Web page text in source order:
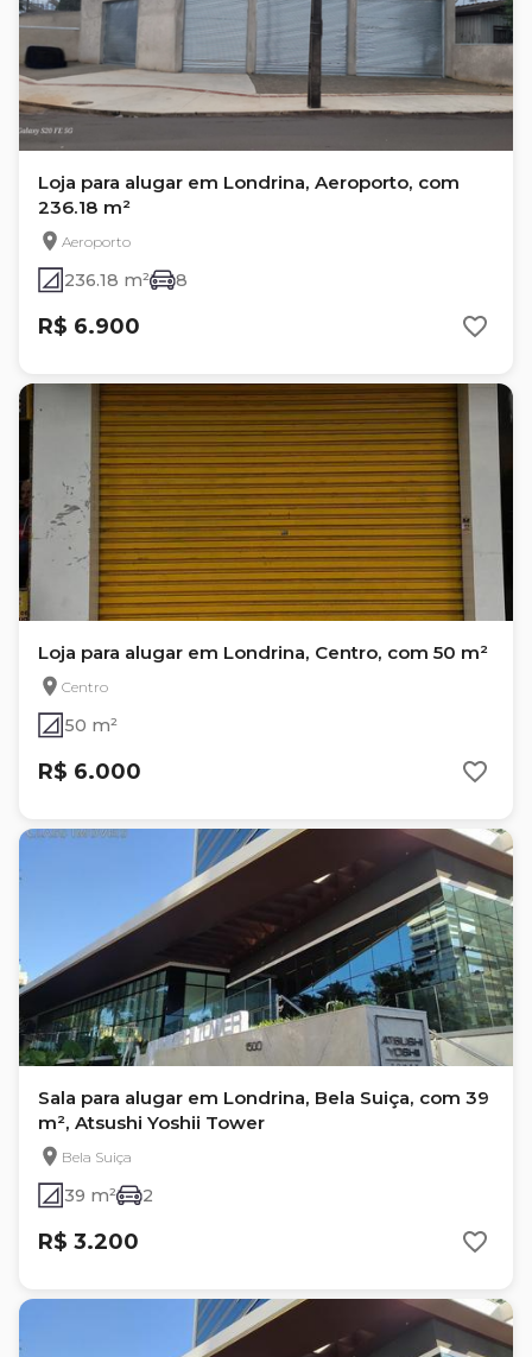
Loja para alugar em Londrina, Aeroporto, com
236.18 m²
Aeroporto
236.18 m² 8
R$ 6.900
Loja para alugar em Londrina, Centro, com 50 m²
Centro
50 m²
R$ 6.000
Sala para alugar em Londrina, Bela Suiça, com 39
m², Atsushi Yoshii Tower
Bela Suiça
39 m² 2
R$ 3.200